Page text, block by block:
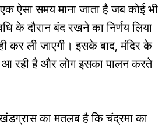
समय माना जाता है जब कोई भी
के दौरान बंद रखने का निर्णय लिया
ली जाएगी। इसके बाद, मंदिर के
रही है और लोग इसका पालन करते
का मतलब है कि चंद्रमा का